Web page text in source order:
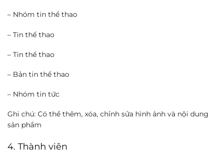
– Nhóm tin thể thao
– Tin thể thao
– Tin thể thao
– Bản tin thể thao
– Nhóm tin tức
Ghi chú: Có thể thêm, xóa, chỉnh sửa hình ảnh và nội dung
sản phẩm
4. Thành viên